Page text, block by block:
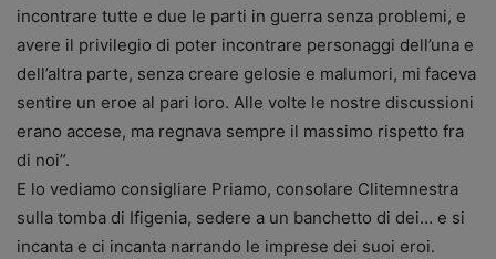
incontrare tutte e due le parti in guerra senza problemi, e
avere il privilegio di poter incontrare personaggi dell’una e
dell’altra parte, senza creare gelosie e malumori, mi faceva
sentire un eroe al pari loro. Alle volte le nostre discussioni
erano accese, ma regnava sempre il massimo rispetto fra
di noi”.
E lo vediamo consigliare Priamo, consolare Clitemnestra
sulla tomba di Ifigenia, sedere a un banchetto di dei… e si
incanta e ci incanta narrando le imprese dei suoi eroi.